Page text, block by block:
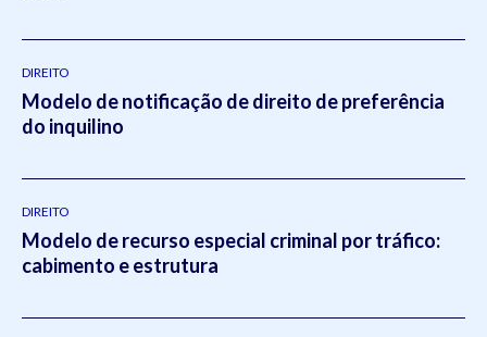
DIREITO
Modelo de notificação de direito de preferência
do inquilino
DIREITO
Modelo de recurso especial criminal por tráfico:
cabimento e estrutura